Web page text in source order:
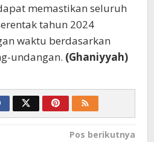
memastikan seluruh
tahun 2024
waktu berdasarkan
undangan. (Ghaniyyah)
Pos berikutnya